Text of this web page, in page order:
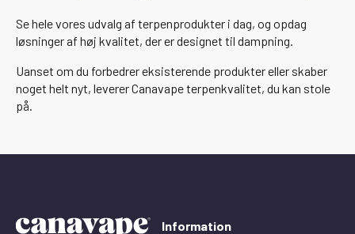
Se hele vores udvalg af terpenprodukter i dag, og opdag
løsninger af høj kvalitet, der er designet til dampning.
Uanset om du forbedrer eksisterende produkter eller skaber
noget helt nyt, leverer Canavape terpenkvalitet, du kan stole
på.
Information